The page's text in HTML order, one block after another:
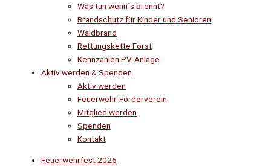
Was tun wenn´s brennt?
Brandschutz für Kinder und Senioren
Waldbrand
Rettungskette Forst
Kennzahlen PV-Anlage
Aktiv werden & Spenden
Aktiv werden
Feuerwehr-Förderverein
Mitglied werden
Spenden
Kontakt
Feuerwehrfest 2026